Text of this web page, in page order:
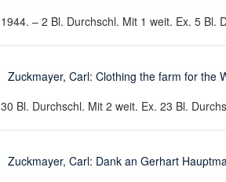
1944. – 2 Bl. Durchschl. Mit 1 weit. Ex. 5 Bl.
Zuckmayer, Carl: Clothing the farm for the
30 Bl. Durchschl. Mit 2 weit. Ex. 23 Bl.
Zuckmayer, Carl: Dank an Gerhart